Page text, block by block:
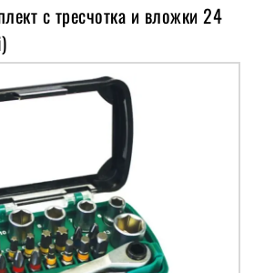
с тресчотка и вложки 24